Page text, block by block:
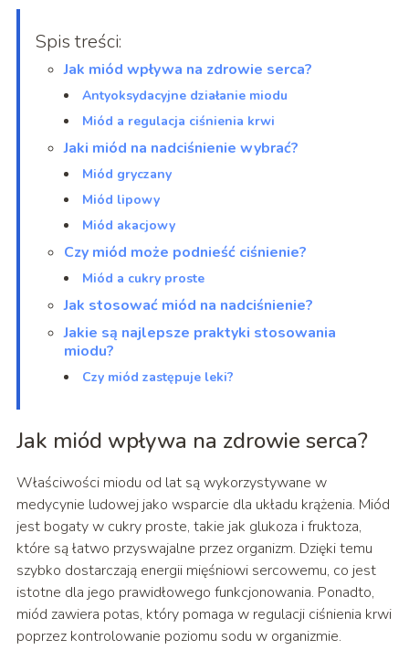
Spis treści:
Jak miód wpływa na zdrowie serca?
Antyoksydacyjne działanie miodu
Miód a regulacja ciśnienia krwi
Jaki miód na nadciśnienie wybrać?
Miód gryczany
Miód lipowy
Miód akacjowy
Czy miód może podnieść ciśnienie?
Miód a cukry proste
Jak stosować miód na nadciśnienie?
Jakie są najlepsze praktyki stosowania
miodu?
Czy miód zastępuje leki?
Jak miód wpływa na zdrowie serca?
Właściwości miodu od lat są wykorzystywane w
medycynie ludowej jako wsparcie dla układu krążenia. Miód
jest bogaty w cukry proste, takie jak glukoza i fruktoza,
które są łatwo przyswajalne przez organizm. Dzięki temu
szybko dostarczają energii mięśniowi sercowemu, co jest
istotne dla jego prawidłowego funkcjonowania. Ponadto,
miód zawiera potas, który pomaga w regulacji ciśnienia krwi
poprzez kontrolowanie poziomu sodu w organizmie.